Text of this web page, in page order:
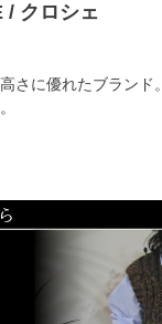
/ クロシェ
さに優れたブランド。